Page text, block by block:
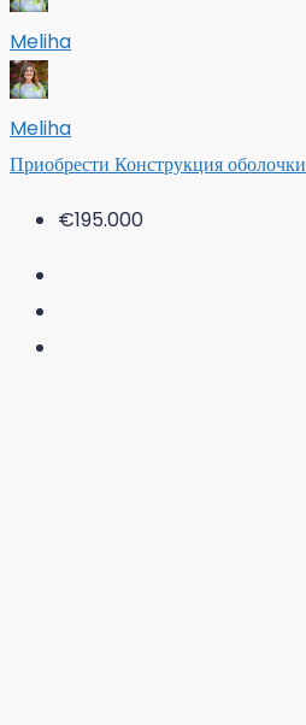
Meliha
Meliha
Приобрести Конструкция оболочки
€195.000